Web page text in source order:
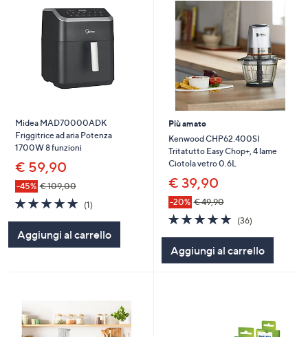
Midea MAD70000ADK
Friggitrice ad aria Potenza
1700W 8 funzioni
€ 59,90
-45% € 109,00
5.0
of
Stars
(1)1
Aggiungi al carrello
Più amato
Kenwood CHP62.400SI
Tritatutto Easy Chop+, 4 lame
Ciotola vetro 0.6L
€ 39,90
-20% € 49,90
4.8
of
Stars
(36)36
Aggiungi al carrello